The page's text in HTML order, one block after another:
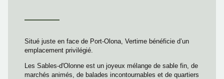
Situé juste en face de Port-Olona, Vertime bénéficie d’un
emplacement privilégié.
Les Sables-d'Olonne est un joyeux mélange de sable fin, de
marchés animés, de balades incontournables et de quartiers